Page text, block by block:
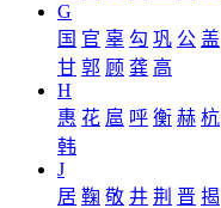
G
国 官 辜 勾 巩 公 盖
甘 郭 顾 龚 高
H
惠 花 扈 呼 衡 赫 杭
韩
J
居 鞠 敬 井 荆 晋 揭